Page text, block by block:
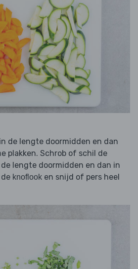
in de lengte doormidden en dan
plakken. Schrob of schil de
lengte doormidden en dan in
knoflook en snijd of pers heel